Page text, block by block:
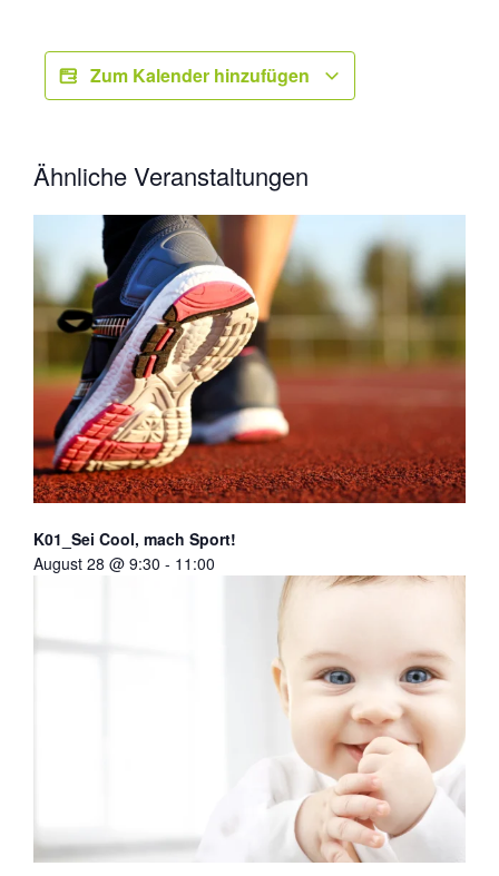
Zum Kalender hinzufügen
Ähnliche Veranstaltungen
K01_Sei Cool, mach Sport!
August 28 @ 9:30 - 11:00